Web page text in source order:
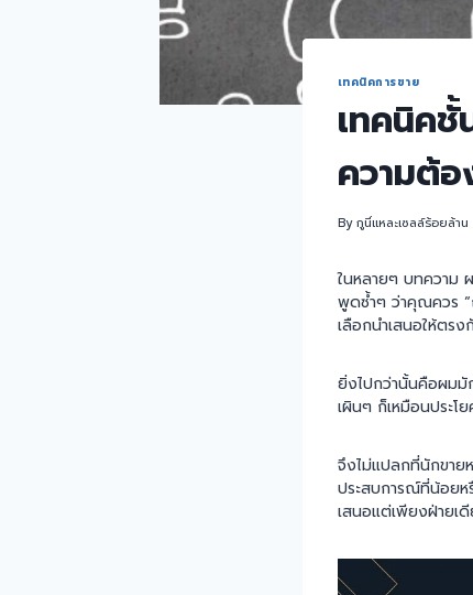
เทคนิคการขาย
เทคนิคชั้
ความต้อ
Byกูนี่แหละเซลล์ร้อยล้าน
ในหลายๆ บทความ
พูดซ้ำๆ ว่าคุณควร “
เลือกนำเสนอให้ตร
ยิ่งไปกว่านั้นคือผม
เผินๆ ก็เหมือนประ
จึงไม่แปลกที่นักขาย
ประสบการณ์ที่น้อยห
เสนอแต่เพียงฝ่ายเดี